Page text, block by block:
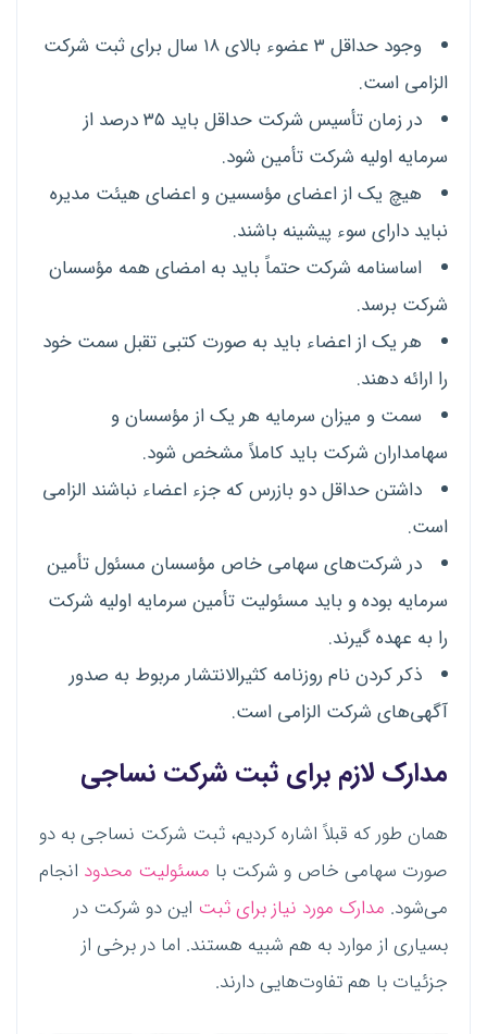
وجود حداقل ۳ عضوء بالای ۱۸ سال برای ثبت شرکت
الزامی است.
در زمان تأسیس شرکت حداقل باید ۳۵ درصد از
سرمایه اولیه شرکت تأمین شود.
هیچ یک از اعضای مؤسسین و اعضای هیئت مدیره
نباید دارای سوء پیشینه باشند.
اساسنامه شرکت حتماً باید به امضای همه مؤسسان
شرکت برسد.
هر یک از اعضاء باید به صورت کتبی تقبل سمت خود
را ارائه دهند.
سمت و میزان سرمایه هر یک از مؤسسان و
سهامداران شرکت باید کاملاً مشخص شود.
داشتن حداقل دو بازرس که جزء اعضاء نباشند الزامی
است.
در شرکت‌های سهامی خاص مؤسسان مسئول تأمین
سرمایه بوده و باید مسئولیت تأمین سرمایه اولیه شرکت
را به عهده گیرند.
ذکر کردن نام روزنامه کثیرالانتشار مربوط به صدور
آگهی‌های شرکت الزامی است.
مدارک لازم برای ثبت شرکت نساجی
همان طور که قبلاً اشاره کردیم، ثبت شرکت نساجی به دو
صورت سهامی خاص و شرکت با مسئولیت محدود انجام
می‌شود. مدارک مورد نیاز برای ثبت این دو شرکت در
بسیاری از موارد به هم شبیه هستند. اما در برخی از
جزئیات با هم تفاوت‌هایی دارند.